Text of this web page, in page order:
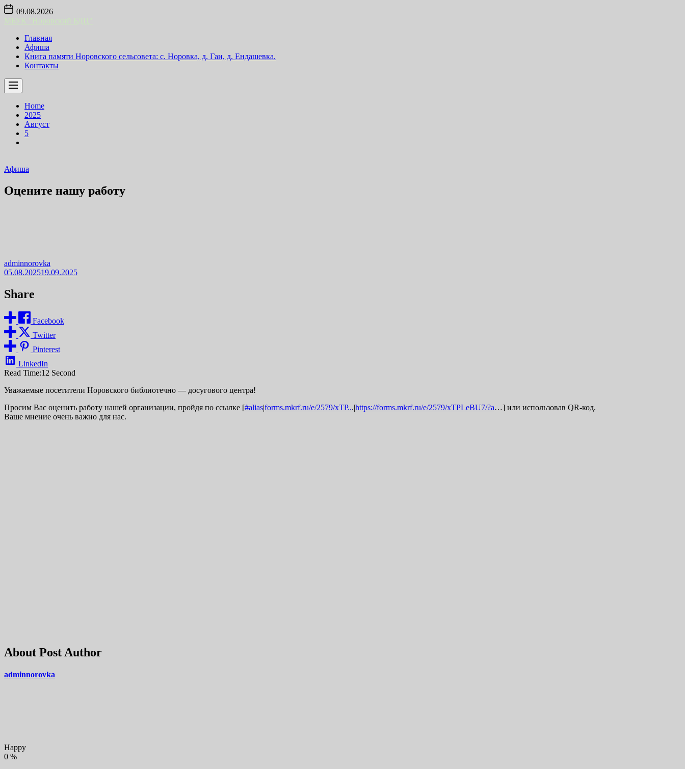
Skip
content
09.08.2026
Главная
Афиша
Книга памяти Норовского сельсовета: с. Норовка, д. Гаи, д. Ендашевка.
Контакты
Home
2025
Август
5
Афиша
Оцените нашу работу
adminnorovka
05.08.202519.09.2025
Share
Facebook
Twitter
Pinterest
LinkedIn
Read Time:12 Second
Уважаемые посетители Норовского библиотечно — досугового центра!
Просим Вас оценить работу нашей организации, пройдя по ссылке [#alias|forms.mkrf.ru/e/2579/xTP...|https://forms.mkrf.ru/e/2579/xTPLeBU7/?a…] или использовав QR-код.
Ваше мнение очень важно для нас.
About Post Author
adminnorovka
Happy
0 %